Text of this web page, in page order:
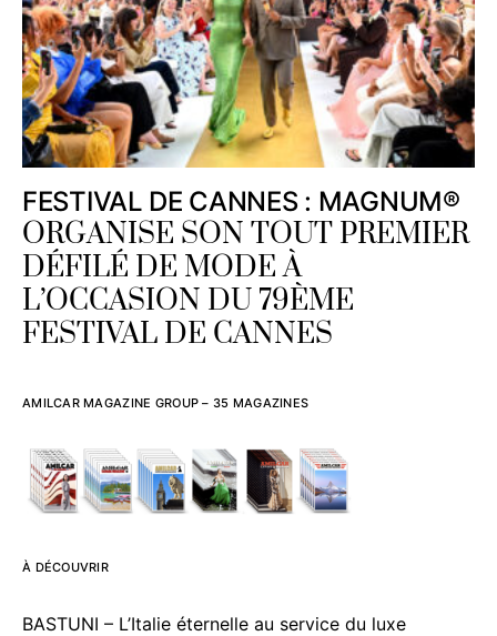
FESTIVAL DE CANNES : MAGNUM®
ORGANISE SON TOUT PREMIER
DÉFILÉ DE MODE À
L’OCCASION DU 79ÈME
FESTIVAL DE CANNES
AMILCAR MAGAZINE GROUP – 35 MAGAZINES
À DÉCOUVRIR
BASTUNI – L’Italie éternelle au service du luxe